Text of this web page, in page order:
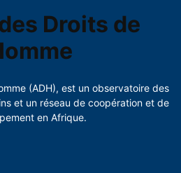
Droits de
(ADH), est un observatoire des
et un réseau de coopération et de
en Afrique.